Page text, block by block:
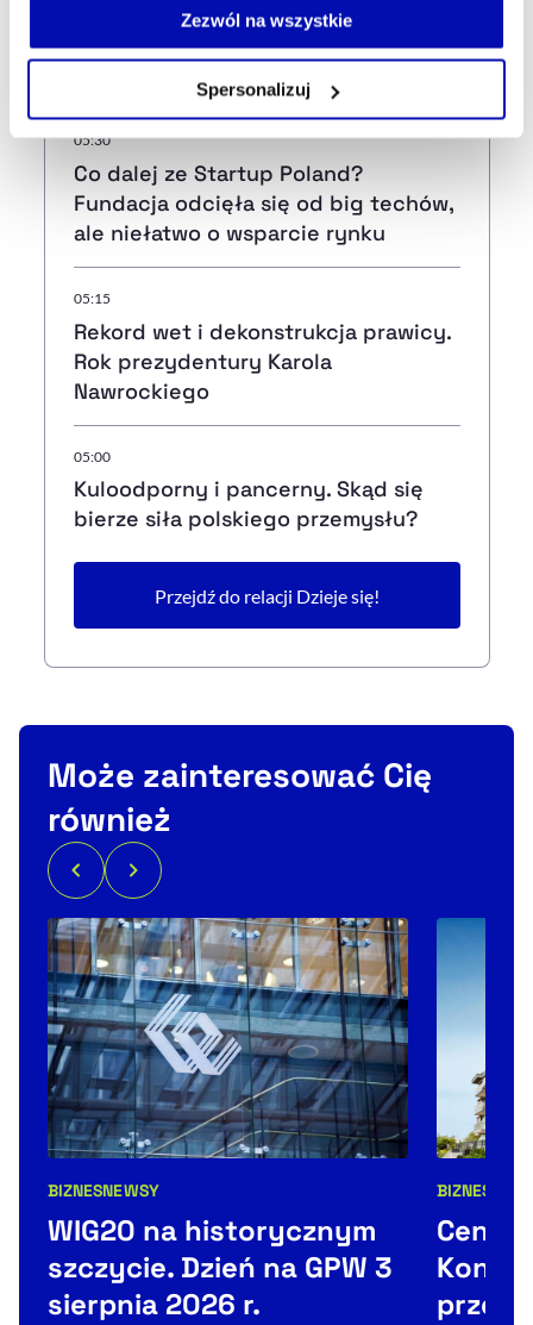
możesz łatwo zarządzać swoimi uprawnieniami, np. we
własnej przeglądarce internetowej lub po wybraniu opcji
Zezwól na wszystkie
Spersonalizuj
AI Act, czyli obowiązek
przejrzystości. Wyjaśniamy, co się
05:30
Co dalej ze Startup Poland?
Fundacja odcięła się od big techów,
ale niełatwo o wsparcie rynku
05:15
Rekord wet i dekonstrukcja prawicy.
Rok prezydentury Karola
Nawrockiego
05:00
Kuloodporny i pancerny. Skąd się
bierze siła polskiego przemysłu?
Przejdź do relacji Dzieje się!
Może zainteresować Cię
również
Kategorie artykułu:
BIZNESNEWSY
WIG20 na historycznym
szczycie. Dzień na GPW 3
sierpnia 2026 r.
BIZNES
Ceny